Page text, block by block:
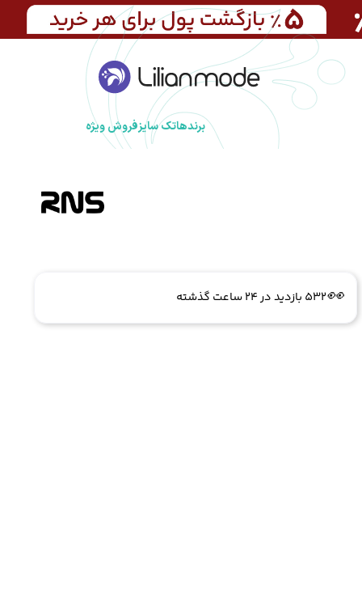
برندهاتک سایزفروش ویژه
👀532 بازدید در ۲۴ ساعت گذشته